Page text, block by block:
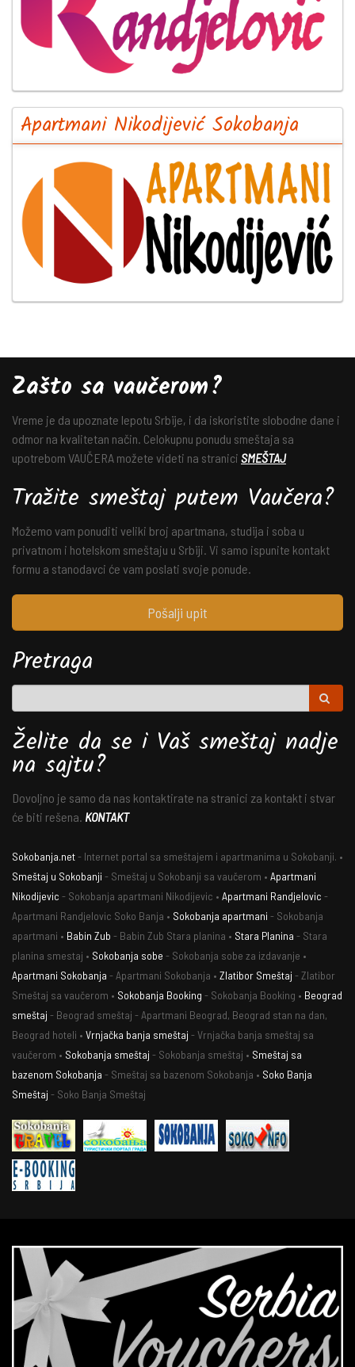
Apartmani Nikodijević Sokobanja
Zašto sa vaučerom?
Vreme je da upoznate lepotu Srbije, i da iskoristite slobodne dane i
odmor na kvalitetan način. Celokupnu ponudu smeštaja sa
upotrebom VAUČERA možete videti na stranici SMEŠTAJ
Tražite smeštaj putem Vaučera?
Možemo vam ponuditi veliki broj apartmana, studija i soba u
privatnom i hotelskom smeštaju u Srbiji. Vi samo ispunite kontakt
formu a stanodavci će vam poslati svoje ponude.
Pošalji upit
Pretraga
Želite da se i Vaš smeštaj nadje
na sajtu?
Dovoljno je samo da nas kontaktirate na stranici za kontakt i stvar
će biti rešena. KONTAKT
Sokobanja.net- Internet portal sa smeštajem i apartmanima u Sokobanji. •
Smeštaj u Sokobanji - Smeštaj u Sokobanji sa vaučerom • Apartmani
Nikodijevic - Sokobanja apartmani Nikodijevic • Apartmani Randjelovic -
Apartmani Randjelovic Soko Banja • Sokobanja apartmani - Sokobanja
apartmani • Babin Zub - Babin Zub Stara planina • Stara Planina - Stara
planina smestaj • Sokobanja sobe - Sokobanja sobe za izdavanje •
Apartmani Sokobanja - Apartmani Sokobanja • Zlatibor Smeštaj - Zlatibor
Smeštaj sa vaučerom • Sokobanja Booking - Sokobanja Booking • Beograd
smeštaj - Beograd smeštaj - Apartmani Beograd, Beograd stan na dan,
Beograd hoteli • Vrnjačka banja smeštaj - Vrnjačka banja smeštaj sa
vaučerom • Sokobanja smeštaj - Sokobanja smeštaj • Smeštaj sa
bazenom Sokobanja - Smeštaj sa bazenom Sokobanja • Soko Banja
Smeštaj - Soko Banja Smeštaj